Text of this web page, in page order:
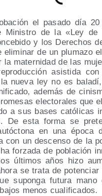
el pasa­do día
Minis­tro de la «Ley de
y los Dere­chos
eli­mi­nar de un plu­ma­zo
la mater­ni­dad de las
asis­ti­da
nue­va ley no es
ade­más de
elec­to­ra­les que
a sus bases cató­li­cas
De esta for­ma se
en una épo­ca
con un des­cen­so de la
for­za­da de pobla­ción
últi­mos años hizo
se tra­ta de
supon­ga futu­ra
menos cualificados.